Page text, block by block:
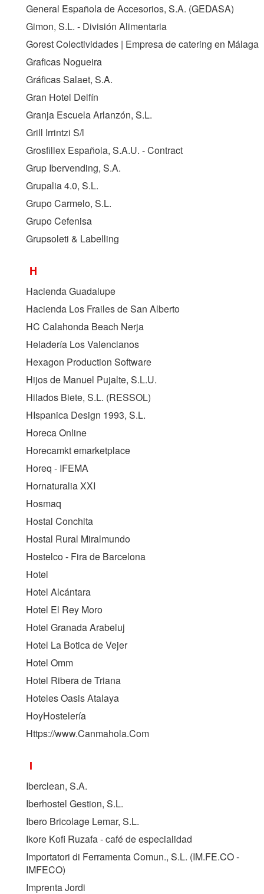
General Española de Accesorios, S.A. (GEDASA)
Gimon, S.L. - División Alimentaria
Gorest Colectividades | Empresa de catering en Málaga
Graficas Nogueira
Gráficas Salaet, S.A.
Gran Hotel Delfín
Granja Escuela Arlanzón, S.L.
Grill Irrintzi S/l
Grosfillex Española, S.A.U. - Contract
Grup Ibervending, S.A.
Grupalia 4.0, S.L.
Grupo Carmelo, S.L.
Grupo Cefenisa
Grupsoleti & Labelling
H
Hacienda Guadalupe
Hacienda Los Frailes de San Alberto
HC Calahonda Beach Nerja
Heladería Los Valencianos
Hexagon Production Software
Hijos de Manuel Pujalte, S.L.U.
Hilados Biete, S.L. (RESSOL)
HIspanica Design 1993, S.L.
Horeca Online
Horecamkt emarketplace
Horeq - IFEMA
Hornaturalia XXI
Hosmaq
Hostal Conchita
Hostal Rural Miralmundo
Hostelco - Fira de Barcelona
Hotel
Hotel Alcántara
Hotel El Rey Moro
Hotel Granada Arabeluj
Hotel La Botica de Vejer
Hotel Omm
Hotel Ribera de Triana
Hoteles Oasis Atalaya
HoyHostelería
Https://www.Canmahola.Com
I
Iberclean, S.A.
Iberhostel Gestion, S.L.
Ibero Bricolage Lemar, S.L.
Ikore Kofi Ruzafa - café de especialidad
Importatori di Ferramenta Comun., S.L. (IM.FE.CO -
IMFECO)
Imprenta Jordi